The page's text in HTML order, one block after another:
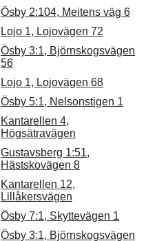
Ösby 2:104, Meitens väg 6
Lojo 1, Lojovägen 72
Ösby 3:1, Björnskogsvägen
56
Lojo 1, Lojovägen 68
Ösby 5:1, Nelsonstigen 1
Kantarellen 4,
Högsätravägen
Gustavsberg 1:51,
Hästskovägen 8
Kantarellen 12,
Lillåkersvägen
Ösby 7:1, Skyttevägen 1
Ösby 3:1, Björnskogsvägen